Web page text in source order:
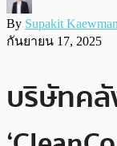
By Supakit
กันยายน 17, 2025
บริษัทคลั